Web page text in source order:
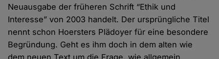
Neuausgabe der früheren Schrift “Ethik und
Interesse” von 2003 handelt. Der ursprüngliche Titel
nennt schon Hoersters Plädoyer für eine besondere
Begründung. Geht es ihm doch in dem alten wie